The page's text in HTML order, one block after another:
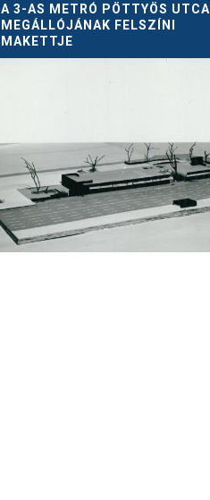
A 3-AS METRÓ PÖTTYÖS UTCAI
MEGÁLLÓJÁNAK FELSZÍNI
MAKETTJE